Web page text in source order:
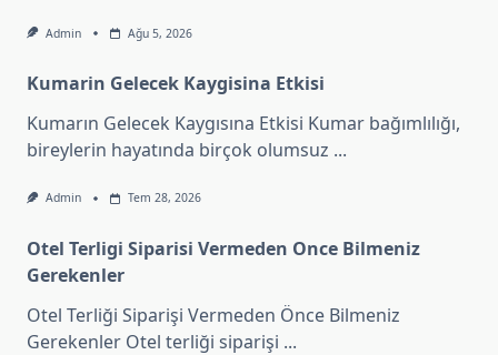
Admin Ağu 5, 2026
Kumarin Gelecek Kaygisina Etkisi
Kumarın Gelecek Kaygısına Etkisi Kumar bağımlılığı,
bireylerin hayatında birçok olumsuz ...
Admin Tem 28, 2026
Otel Terligi Siparisi Vermeden Once Bilmeniz
Gerekenler
Otel Terliği Siparişi Vermeden Önce Bilmeniz
Gerekenler Otel terliği siparişi ...